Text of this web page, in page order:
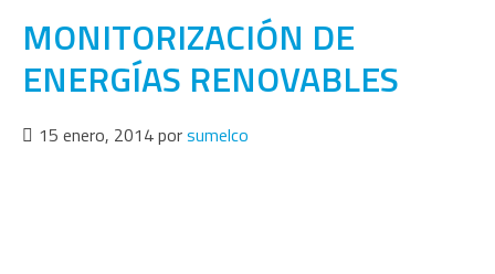
MONITORIZACIÓN DE
ENERGÍAS RENOVABLES
15 enero, 2014porsumelco